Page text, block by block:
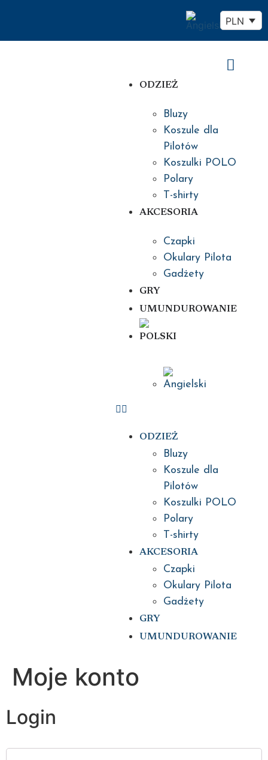
PLN
ODZIEŻ
Bluzy
Koszule dla
Pilotów
Koszulki POLO
Polary
T-shirty
AKCESORIA
Czapki
Okulary Pilota
Gadżety
GRY
UMUNDUROWANIE
ODZIEŻ
Bluzy
Koszule dla
Pilotów
Koszulki POLO
Polary
T-shirty
AKCESORIA
Czapki
Okulary Pilota
Gadżety
GRY
UMUNDUROWANIE
Moje konto
Login